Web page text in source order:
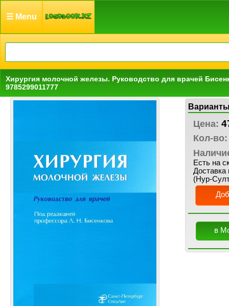
☰ Menu
Хирургия молочной железы. Руководство для врачей
9785299011777
Цена:
Кол-во:
Есть на
Доставка
(Нур-
в